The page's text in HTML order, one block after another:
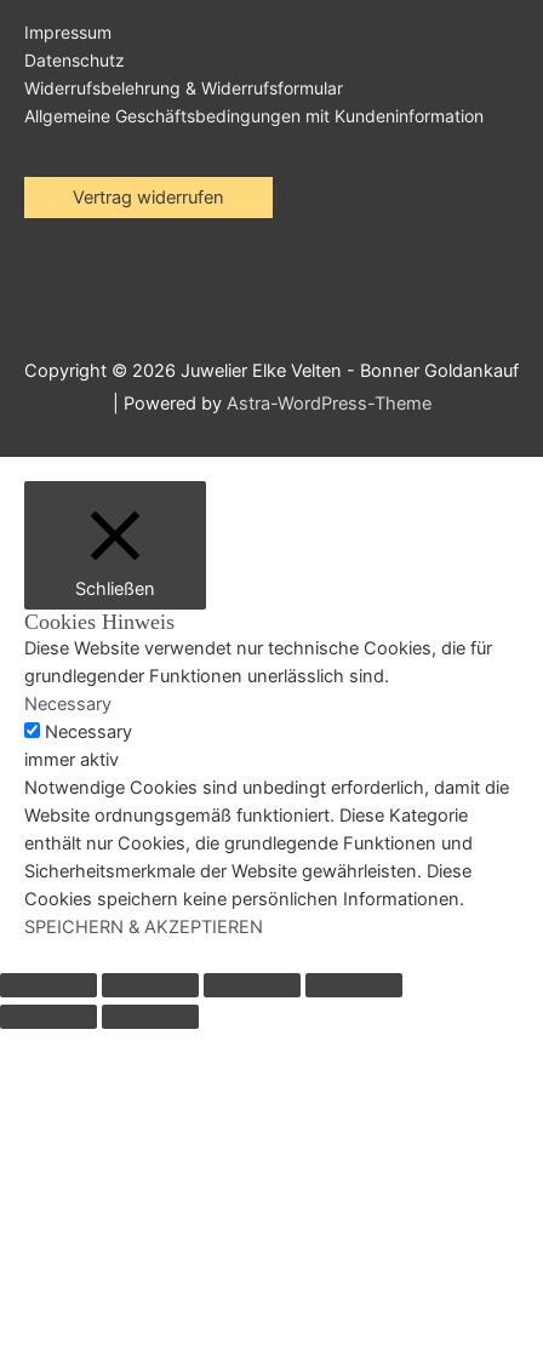
Impressum
Datenschutz
Widerrufsbelehrung & Widerrufsformular
Allgemeine Geschäftsbedingungen mit Kundeninformation
Vertrag widerrufen
Copyright © 2026 Juwelier Elke Velten - Bonner Goldankauf
| Powered by Astra-WordPress-Theme
Schließen
Cookies Hinweis
Diese Website verwendet nur technische Cookies, die für
grundlegender Funktionen unerlässlich sind.
Necessary
Necessary
immer aktiv
Notwendige Cookies sind unbedingt erforderlich, damit die
Website ordnungsgemäß funktioniert. Diese Kategorie
enthält nur Cookies, die grundlegende Funktionen und
Sicherheitsmerkmale der Website gewährleisten. Diese
Cookies speichern keine persönlichen Informationen.
SPEICHERN & AKZEPTIEREN